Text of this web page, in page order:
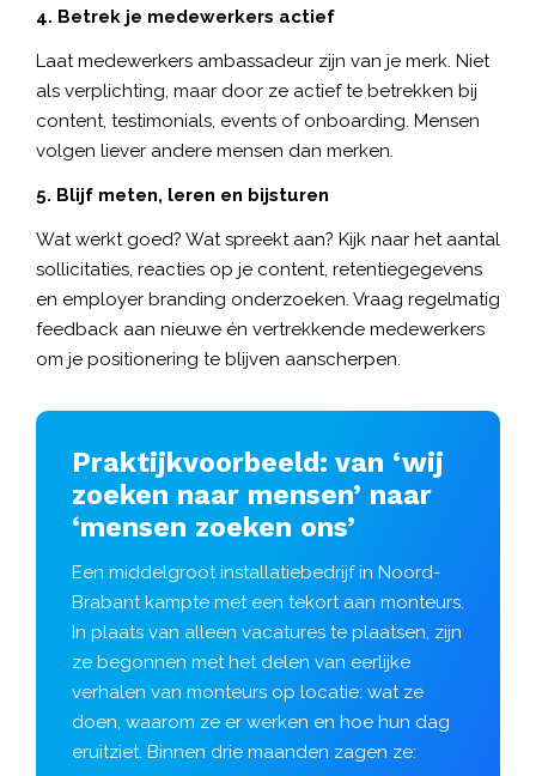
4. Betrek je medewerkers actief
Laat medewerkers ambassadeur zijn van je merk. Niet
als verplichting, maar door ze actief te betrekken bij
content, testimonials, events of onboarding. Mensen
volgen liever andere mensen dan merken.
5. Blijf meten, leren en bijsturen
Wat werkt goed? Wat spreekt aan? Kijk naar het aantal
sollicitaties, reacties op je content, retentiegegevens
en employer branding onderzoeken. Vraag regelmatig
feedback aan nieuwe én vertrekkende medewerkers
om je positionering te blijven aanscherpen.
Praktijkvoorbeeld: van ‘wij
zoeken naar mensen’ naar
‘mensen zoeken ons’
Een middelgroot installatiebedrijf in Noord-
Brabant kampte met een tekort aan monteurs.
In plaats van alleen vacatures te plaatsen, zijn
ze begonnen met het delen van eerlijke
verhalen van monteurs op locatie: wat ze
doen, waarom ze er werken en hoe hun dag
eruitziet. Binnen drie maanden zagen ze: